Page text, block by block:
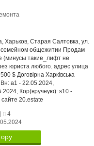
Харьков, Старая Салтовка, ул.
семейном общежитии Продам
(минусы такие_лифт не
юриста любого. адрес улица
$ Договірна Харківська
a1 - 22.05.2024,
Кор(вручную): s10 -
20.estate
|
4